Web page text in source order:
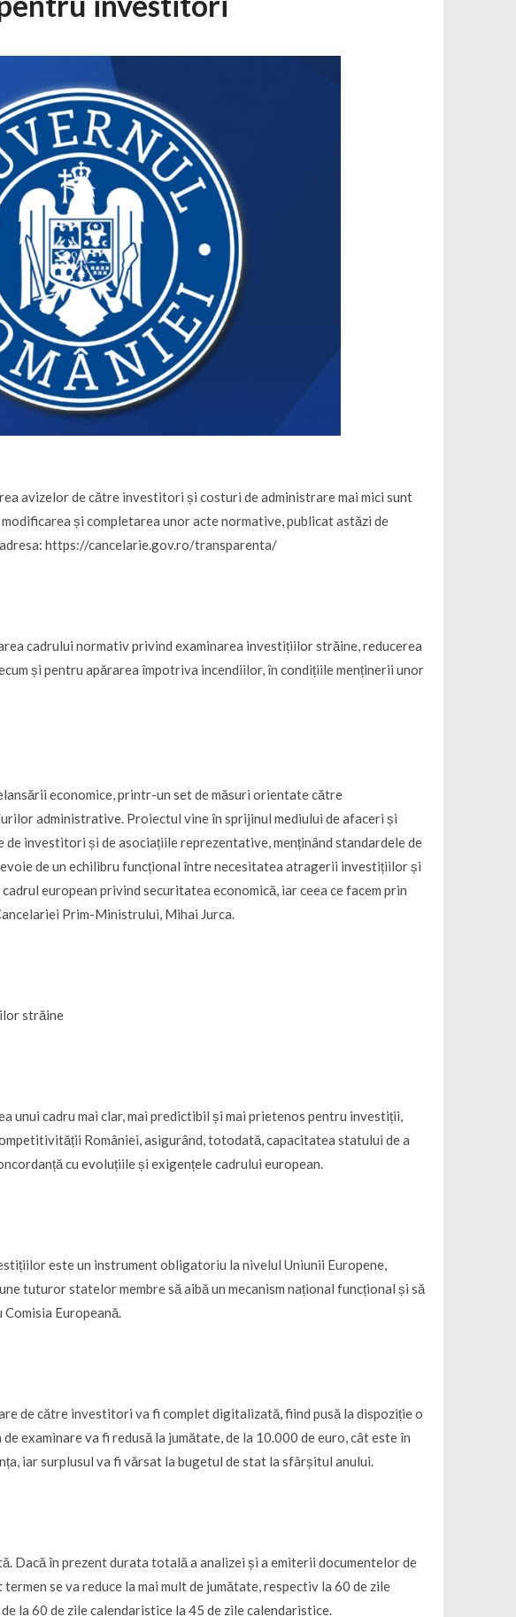
2026
avizelor de către investitori și costuri de administrare mai mici sunt
și completarea unor acte normative, publicat astăzi de
https://cancelarie.gov.ro/transparenta/
cadrului normativ privind examinarea investițiilor străine, reducerea
și pentru apărarea împotriva incendiilor, în condițiile menținerii unor
economice, printr-un set de măsuri orientate către
administrative. Proiectul vine în sprijinul mediului de afaceri și
de investitori și de asociațiile reprezentative, menținând standardele de
de un echilibru funcțional între necesitatea atragerii investițiilor și
european privind securitatea economică, iar ceea ce facem prin
Prim-Ministrului, Mihai Jurca.
străine
unui cadru mai clar, mai predictibil și mai prietenos pentru investiții,
României, asigurând, totodată, capacitatea statului de a
cu evoluțiile și exigențele cadrului european.
este un instrument obligatoriu la nivelul Uniunii Europene,
tuturor statelor membre să aibă un mecanism național funcțional și să
Europeană.
de către investitori va fi complet digitalizată, fiind pusă la dispoziție o
examinare va fi redusă la jumătate, de la 10.000 de euro, cât este în
iar surplusul va fi vărsat la bugetul de stat la sfârșitul anului.
Dacă în prezent durata totală a analizei și a emiterii documentelor de
se va reduce la mai mult de jumătate, respectiv la 60 de zile
la 60 de zile calendaristice la 45 de zile calendaristice.